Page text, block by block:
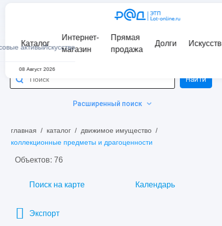
активыИскусство
Каталог
Интернет-
магазин
Прямая
продажа
Долги
08 Август 2026
Расширенный поиск
Найти
главная / каталог / движимое имущество /
коллекционные предметы и драгоценности
Объектов: 76
Поиск на карте Календарь
Экспорт